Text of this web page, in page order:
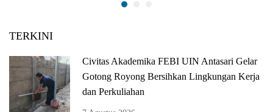
TERKINI
Civitas Akademika FEBI UIN Antasari Gelar
Gotong Royong Bersihkan Lingkungan Kerja
dan Perkuliahan